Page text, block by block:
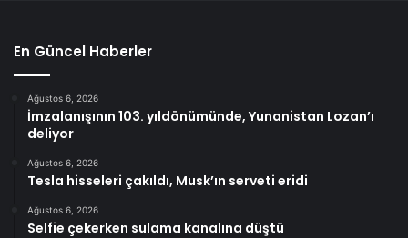
En Güncel Haberler
Ağustos 6, 2026
İmzalanışının 103. yıldönümünde, Yunanistan Lozan’ı
deliyor
Ağustos 6, 2026
Tesla hisseleri çakıldı, Musk’ın serveti eridi
Ağustos 6, 2026
Selfie çekerken sulama kanalına düştü